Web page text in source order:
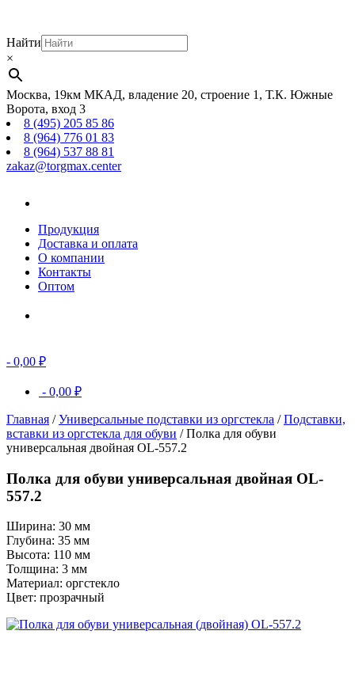
Найти
×
Москва, 19км МКАД, владение 20, строение 1, Т.К. Южные
Ворота, вход 3
8 (495) 205 85 86
8 (964) 776 01 83
8 (964) 537 88 81
zakaz@torgmax.center
Продукция
Доставка и оплата
О компании
Контакты
Оптом
- 0,00 ₽
- 0,00 ₽
Главная /Универсальные подставки из оргстекла /Подставки,
вставки из оргстекла для обуви / Полка для обуви
универсальная двойная OL-557.2
Полка для обуви универсальная двойная OL-
557.2
Ширина: 30 мм
Глубина: 35 мм
Высота: 110 мм
Толщина: 3 мм
Материал: оргстекло
Цвет: прозрачный